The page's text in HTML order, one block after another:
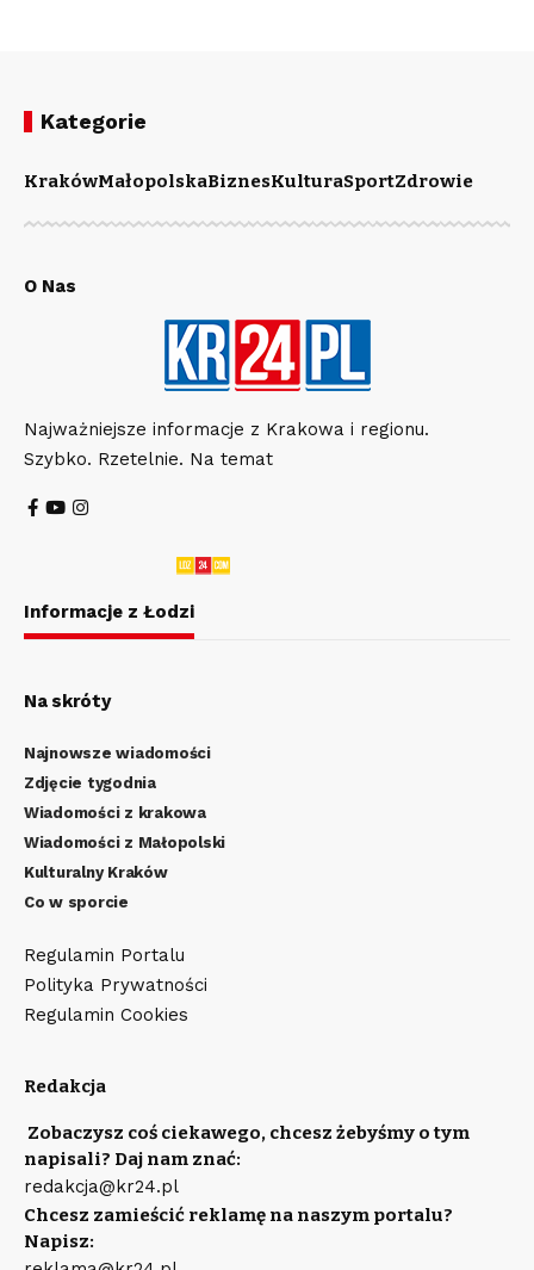
Kategorie
KrakówMałopolskaBiznesKulturaSportZdrowie
O Nas
Najważniejsze informacje z Krakowa i regionu.
Szybko. Rzetelnie. Na temat
Informacje z Łodzi
Na skróty
Najnowsze wiadomości
Zdjęcie tygodnia
Wiadomości z krakowa
Wiadomości z Małopolski
Kulturalny Kraków
Co w sporcie
Regulamin Portalu
Polityka Prywatności
Regulamin Cookies
Redakcja
Zobaczysz coś ciekawego, chcesz żebyśmy o tym
napisali? Daj nam znać:
redakcja@kr24.pl
Chcesz zamieścić reklamę na naszym portalu?
Napisz: